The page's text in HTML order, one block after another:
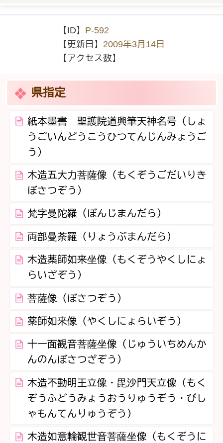
【ID】 P-592
【更新日】 2009年3月14日
【アクセス数】
県指定
紙本墨書 聖護院道興筆天神名号（しょ
うごいんどうこうひつてんじんみょうご
う）
木造五大力菩薩像（もくぞうごだいりき
ぼさつぞう）
梵字曼陀羅（ぼんじまんだら）
両部曼荼羅（りょうぶまんだら）
木造薬師如来坐像（もくぞうやくしにょ
らいざぞう）
菩薩像（ぼさつぞう）
薬師如来像（やくしにょらいぞう）
十一面観音菩薩坐像（じゅういちめんか
んのんぼさつざぞう）
木造不動明王立像・毘沙門天立像（もく
ぞうふどうみょうおうりゅうぞう・びし
ゃもんてんりゅうぞう）
木造如意輪観世音菩薩坐像（もくぞうに